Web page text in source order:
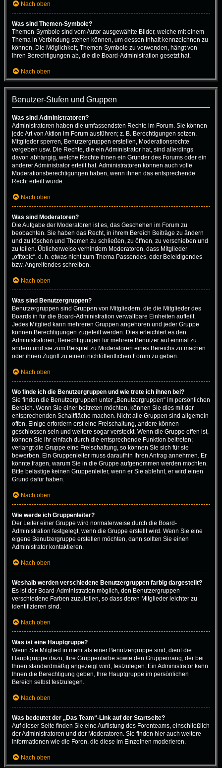
Nach oben
Was sind Themen-Symbole?
Themen-Symbole sind vom Autor ausgewählte Bilder, welche mit einem
Thema in Verbindung stehen können, um dessen Inhalt kennzeichnen zu
können. Die Möglichkeit, Themen-Symbole zu verwenden, hängt von
Ihren Berechtigungen ab, die die Board-Administration gesetzt hat.
Nach oben
Benutzer-Stufen und Gruppen
Was sind Administratoren?
Administratoren haben die umfassendsten Rechte im Forum. Sie können
jede Art von Aktion im Forum ausführen; z. B. Berechtigungen setzen,
Mitglieder sperren, Benutzergruppen erstellen, Moderationsrechte
vergeben usw. Die Rechte, die ein Administrator hat, sind allerdings
davon abhängig, welche Rechte ihnen ein Gründer des Forums oder ein
anderer Administrator erteilt hat. Administratoren können auch volle
Moderationsberechtigungen haben, wenn ihnen das entsprechende
Recht erteilt wurde.
Nach oben
Was sind Moderatoren?
Die Aufgabe der Moderatoren ist es, das Geschehen im Forum zu
beobachten. Sie haben das Recht, in ihrem Bereich Beiträge zu ändern
und zu löschen und Themen zu schließen, zu öffnen, zu verschieben und
zu teilen. Üblicherweise verhindern Moderatoren, dass Mitglieder
„offtopic“, d. h. etwas nicht zum Thema Passendes, oder Beleidigendes
bzw. Angreifendes schreiben.
Nach oben
Was sind Benutzergruppen?
Benutzergruppen sind Gruppen von Mitgliedern, die die Mitglieder des
Boards in für die Board-Administration verwaltbare Einheiten aufteilt.
Jedes Mitglied kann mehreren Gruppen angehören und jeder Gruppe
können Berechtigungen zugeteilt werden. Dies erleichtert es den
Administratoren, Berechtigungen für mehrere Benutzer auf einmal zu
ändern und sie zum Beispiel zu Moderatoren eines Bereichs zu machen
oder ihnen Zugriff zu einem nichtöffentlichen Forum zu geben.
Nach oben
Wo finde ich die Benutzergruppen und wie trete ich ihnen bei?
Sie finden die Benutzergruppen unter „Benutzergruppen“ im persönlichen
Bereich. Wenn Sie einer beitreten möchten, können Sie dies mit der
entsprechenden Schaltfläche machen. Nicht alle Gruppen sind allgemein
offen. Einige erfordern erst eine Freischaltung, andere können
geschlossen sein und weitere sogar versteckt. Wenn die Gruppe offen ist,
können Sie ihr einfach durch die entsprechende Funktion beitreten;
verlangt die Gruppe eine Freischaltung, so können Sie sich für sie
bewerben. Ein Gruppenleiter muss daraufhin Ihren Antrag annehmen. Er
könnte fragen, warum Sie in die Gruppe aufgenommen werden möchten.
Bitte belästige keinen Gruppenleiter, wenn er Sie ablehnt, er wird einen
Grund dafür haben.
Nach oben
Wie werde ich Gruppenleiter?
Der Leiter einer Gruppe wird normalerweise durch die Board-
Administration festgelegt, wenn die Gruppe erstellt wird. Wenn Sie eine
eigene Benutzergruppe erstellen möchten, dann sollten Sie einen
Administrator kontaktieren.
Nach oben
Weshalb werden verschiedene Benutzergruppen farbig dargestellt?
Es ist der Board-Administration möglich, den Benutzergruppen
verschiedene Farben zuzuteilen, so dass deren Mitglieder leichter zu
identifizieren sind.
Nach oben
Was ist eine Hauptgruppe?
Wenn Sie Mitglied in mehr als einer Benutzergruppe sind, dient die
Hauptgruppe dazu, Ihre Gruppenfarbe sowie den Gruppenrang, der bei
Ihnen standardmäßig angezeigt wird, festzulegen. Ein Administrator kann
Ihnen die Berechtigung geben, Ihre Hauptgruppe im persönlichen
Bereich selbst festzulegen.
Nach oben
Was bedeutet der „Das Team“-Link auf der Startseite?
Auf dieser Seite finden Sie eine Auflistung des Forenteams, einschließlich
der Administratoren und der Moderatoren. Sie finden hier auch weitere
Informationen wie die Foren, die diese im Einzelnen moderieren.
Nach oben